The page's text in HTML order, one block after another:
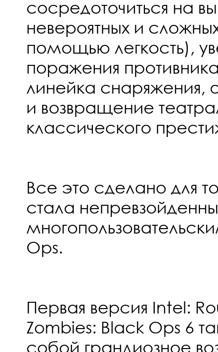
сосредоточиться на
невероятных и
помощью легкость),
поражения
линейка снаряжения,
и возвращение
классического
Все это сделано для
стала
Ops.
Первая версия Intel:
Zombies: Black Ops 6
собой грандиозное